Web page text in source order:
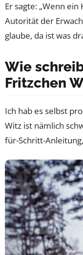
Er sagte: „Wenn
Autorität der
glaube, da ist was
Wie
Fritzchen
Ich hab es selbst
Witz ist nämlich
für-Schritt-